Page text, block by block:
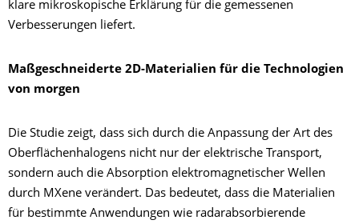
klare mikroskopische Erklärung für die gemessenen
Verbesserungen liefert.
Maßgeschneiderte 2D-Materialien für die Technologien
von morgen
Die Studie zeigt, dass sich durch die Anpassung der Art des
Oberflächenhalogens nicht nur der elektrische Transport,
sondern auch die Absorption elektromagnetischer Wellen
durch MXene verändert. Das bedeutet, dass die Materialien
für bestimmte Anwendungen wie radarabsorbierende